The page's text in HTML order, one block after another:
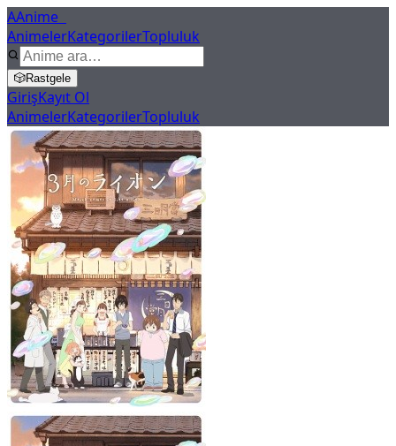
AAnime
AnimelerKategorilerTopluluk
🎲Rastgele
GirişKayıt Ol
AnimelerKategorilerTopluluk